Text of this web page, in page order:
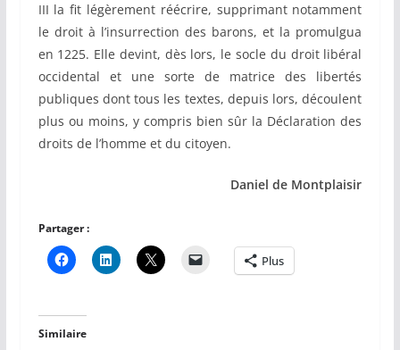
III la fit légèrement réécrire, supprimant notamment
le droit à l’insurrection des barons, et la promulgua
en 1225. Elle devint, dès lors, le socle du droit libéral
occidental et une sorte de matrice des libertés
publiques dont tous les textes, depuis lors, découlent
plus ou moins, y compris bien sûr la Déclaration des
droits de l’homme et du citoyen.
Daniel de Montplaisir
Partager :
Plus
Similaire